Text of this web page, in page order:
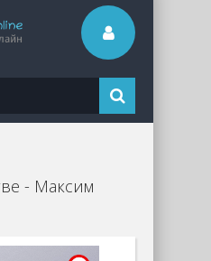
- Максим